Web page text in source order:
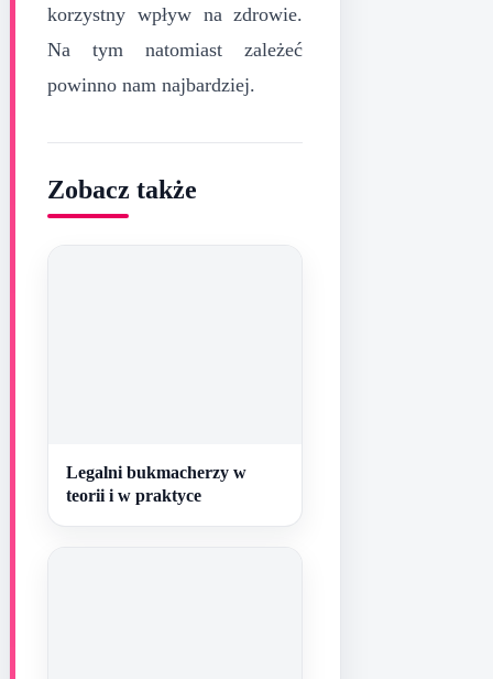
korzystny wpływ na zdrowie.
Na tym natomiast zależeć
powinno nam najbardziej.
Zobacz także
Legalni bukmacherzy w
teorii i w praktyce